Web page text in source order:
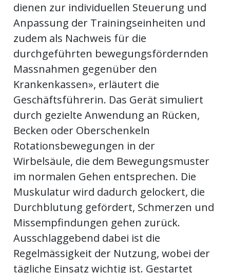
dienen zur individuellen Steuerung und
Anpassung der Trainingseinheiten und
zudem als Nachweis für die
durchgeführten bewegungsfördernden
Massnahmen gegenüber den
Krankenkassen», erläutert die
Geschäftsführerin. Das Gerät simuliert
durch gezielte Anwendung an Rücken,
Becken oder Oberschenkeln
Rotationsbewegungen in der
Wirbelsäule, die dem Bewegungsmuster
im normalen Gehen entsprechen. Die
Muskulatur wird dadurch gelockert, die
Durchblutung gefördert, Schmerzen und
Missempfindungen gehen zurück.
Ausschlaggebend dabei ist die
Regelmässigkeit der Nutzung, wobei der
tägliche Einsatz wichtig ist. Gestartet